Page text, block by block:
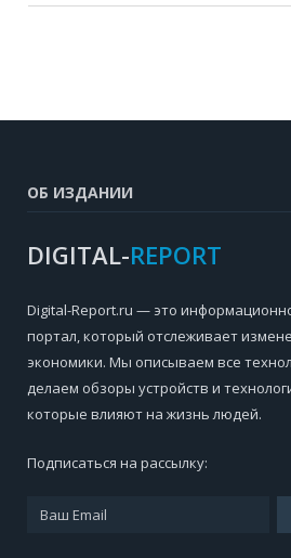
ОБ ИЗДАНИИ
DIGITAL-REPORT
Digital-Report.ru — это
портал, который отслеживает
экономики. Мы описываем все
делаем обзоры устройств и
которые влияют на жизнь людей.
Подписаться на рассылку: